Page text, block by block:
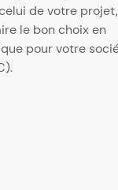
de votre projet,
le bon choix en
pour votre